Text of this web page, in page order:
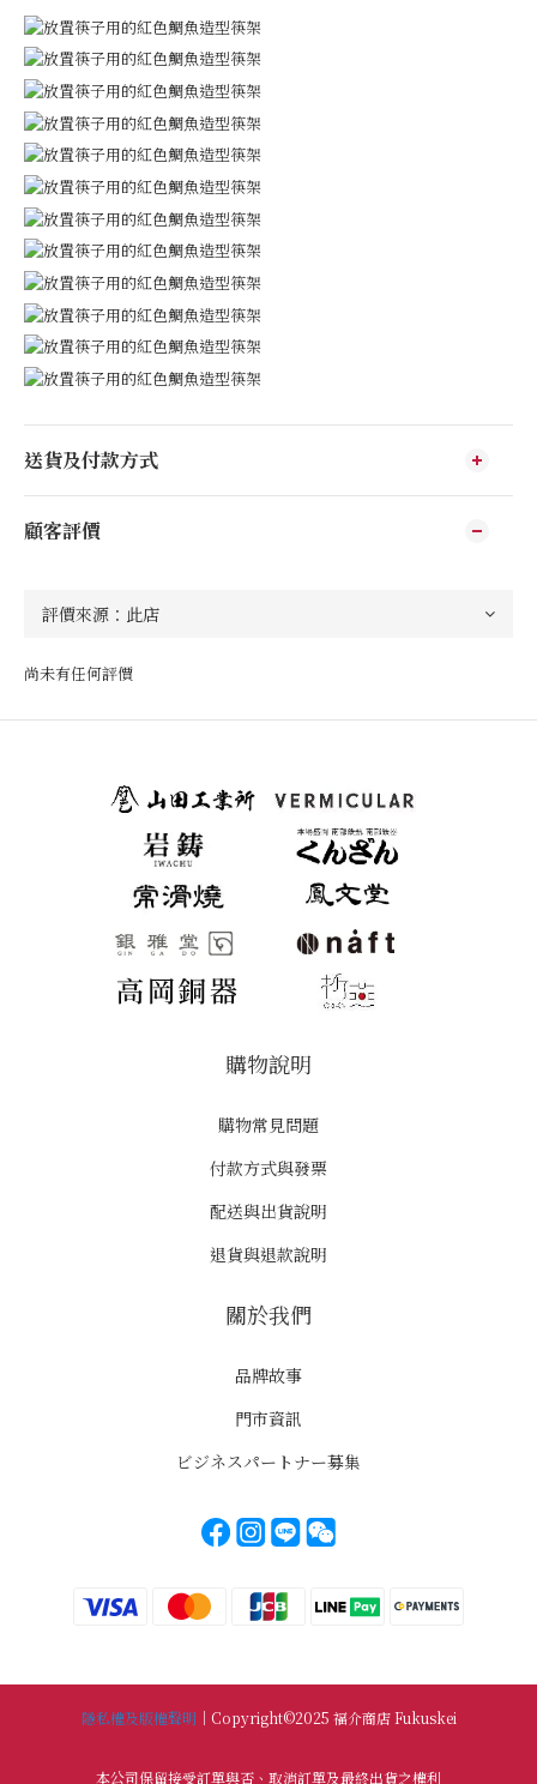
送貨及付款方式
顧客評價
尚未有任何評價
購物說明
購物常見問題
付款方式與發票
配送與出貨說明
退貨與退款說明
關於我們
品牌故事
門市資訊
ビジネスパートナー募集
隱私權及版權聲明 ｜Copyright©2025 福介商店 Fukuskei
本公司保留接受訂單與否、取消訂單及最終出貨之權利